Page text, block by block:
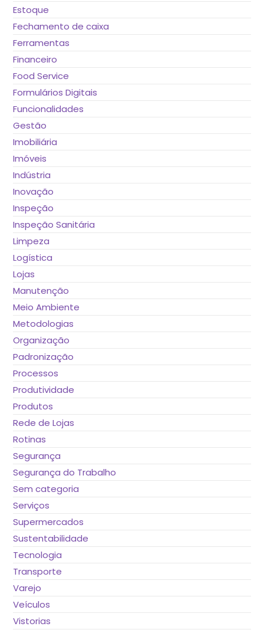
Estoque
Fechamento de caixa
Ferramentas
Financeiro
Food Service
Formulários Digitais
Funcionalidades
Gestão
Imobiliária
Imóveis
Indústria
Inovação
Inspeção
Inspeção Sanitária
Limpeza
Logística
Lojas
Manutenção
Meio Ambiente
Metodologias
Organização
Padronização
Processos
Produtividade
Produtos
Rede de Lojas
Rotinas
Segurança
Segurança do Trabalho
Sem categoria
Serviços
Supermercados
Sustentabilidade
Tecnologia
Transporte
Varejo
Veículos
Vistorias